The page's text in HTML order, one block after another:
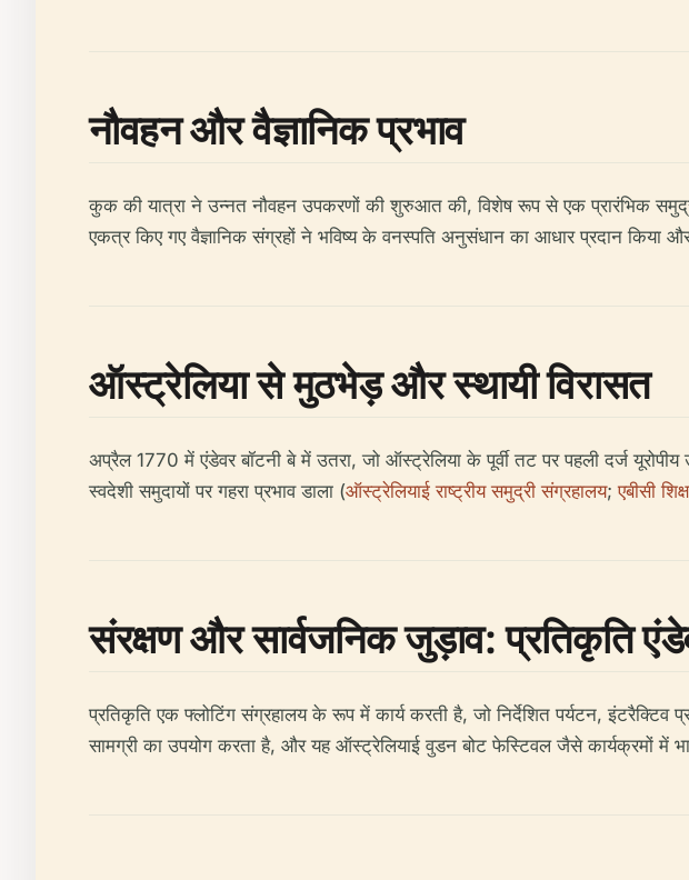
नौवहन और वैज्ञानिक प्रभाव
कुक की यात्रा ने उन्नत नौवहन उपकरणों की शुरुआत की, विशेष रूप से एक प्रारंभिक
एकत्र किए गए वैज्ञानिक संग्रहों ने भविष्य के वनस्पति अनुसंधान का आधार प्रदान किया और
ऑस्ट्रेलिया से मुठभेड़ और स्थायी विरासत
अप्रैल 1770 में एंडेवर बॉटनी बे में उतरा, जो ऑस्ट्रेलिया के पूर्वी तट पर पहली दर्ज
स्वदेशी समुदायों पर गहरा प्रभाव डाला (ऑस्ट्रेलियाई राष्ट्रीय समुद्री संग्रहालय;एबीसी
संरक्षण और सार्वजनिक जुड़ाव: प्रतिकृति
प्रतिकृति एक फ्लोटिंग संग्रहालय के रूप में कार्य करती है, जो निर्देशित पर्यटन,
सामग्री का उपयोग करता है, और यह ऑस्ट्रेलियाई वुडन बोट फेस्टिवल जैसे कार्यक्रमों में